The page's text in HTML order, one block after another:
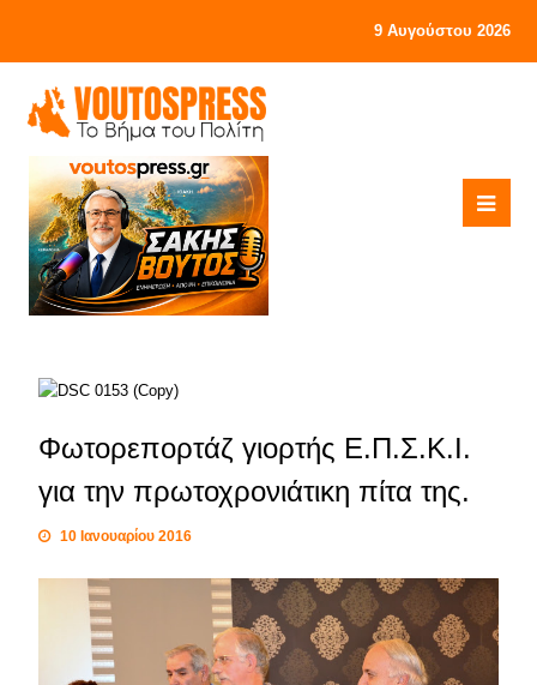
9 Αυγούστου 2026
Φωτορεπορτάζ γιορτής Ε.Π.Σ.Κ.Ι.
για την πρωτοχρονιάτικη πίτα της.
10 Ιανουαρίου 2016